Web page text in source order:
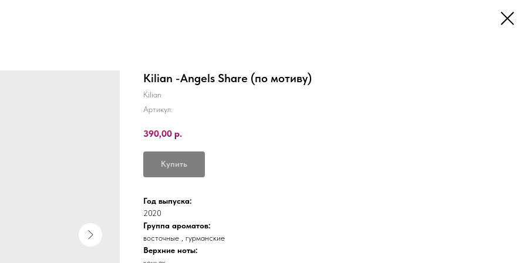
Kilian -Angels Share (по мотиву)
Kilian
Артикул:
390,00 р.
Купить
Год выпуска:
2020
Группа ароматов:
восточные , гурманские
Верхние ноты: